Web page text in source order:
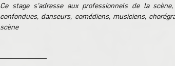
Ce stage s’adresse aux professionnels de la
confondues, danseurs, comédiens, musiciens,
scène